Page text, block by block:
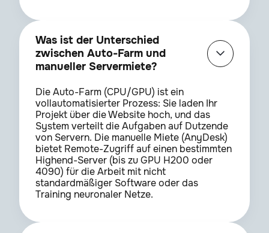
VC Heat Distortion 1.0.32
VC Optical Flares 1.3.8
VC Orb 1.0.3
VC Reflect 1.0.15-2022.1
Was ist der Unterschied
zwischen Auto-Farm und
manueller Servermiete?
Die Auto-Farm (CPU/GPU) ist ein
vollautomatisierter Prozess: Sie laden Ihr
Projekt über die Website hoch, und das
System verteilt die Aufgaben auf Dutzende
von Servern. Die manuelle Miete (AnyDesk)
bietet Remote-Zugriff auf einen bestimmten
Highend-Server (bis zu GPU H200 oder
4090) für die Arbeit mit nicht
standardmäßiger Software oder das
Training neuronaler Netze.